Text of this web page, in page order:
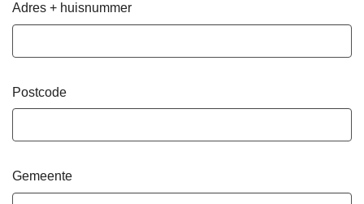
Adres + huisnummer
Postcode
Gemeente